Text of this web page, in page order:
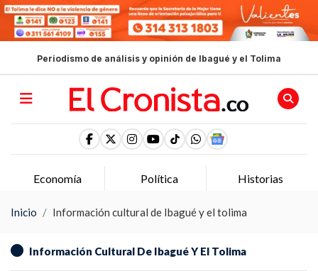
Periodismo de análisis y opinión de Ibagué y el Tolima
Política Historias Opinion
Inicio Información cultural de Ibagué y el tolima
Información Cultural De Ibagué Y El Tolima